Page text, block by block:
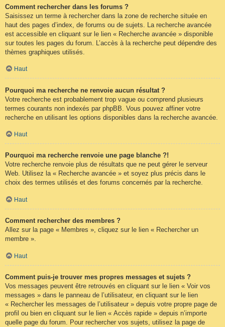
Comment rechercher dans les forums ?
Saisissez un terme à rechercher dans la zone de recherche située en
haut des pages d’index, de forums ou de sujets. La recherche avancée
est accessible en cliquant sur le lien « Recherche avancée » disponible
sur toutes les pages du forum. L’accès à la recherche peut dépendre des
thèmes graphiques utilisés.
Haut
Pourquoi ma recherche ne renvoie aucun résultat ?
Votre recherche est probablement trop vague ou comprend plusieurs
termes courants non indexés par phpBB. Vous pouvez affiner votre
recherche en utilisant les options disponibles dans la recherche avancée.
Haut
Pourquoi ma recherche renvoie une page blanche ?!
Votre recherche renvoie plus de résultats que ne peut gérer le serveur
Web. Utilisez la « Recherche avancée » et soyez plus précis dans le
choix des termes utilisés et des forums concernés par la recherche.
Haut
Comment rechercher des membres ?
Allez sur la page « Membres », cliquez sur le lien « Rechercher un
membre ».
Haut
Comment puis-je trouver mes propres messages et sujets ?
Vos messages peuvent être retrouvés en cliquant sur le lien « Voir vos
messages » dans le panneau de l’utilisateur, en cliquant sur le lien
« Rechercher les messages de l’utilisateur » depuis votre propre page de
profil ou bien en cliquant sur le lien « Accès rapide » depuis n’importe
quelle page du forum. Pour rechercher vos sujets, utilisez la page de